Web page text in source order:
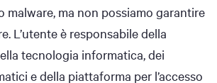
malware, ma non possiamo garantire
L’utente è responsabile della
tecnologia informatica, dei
e della piattaforma per l’accesso